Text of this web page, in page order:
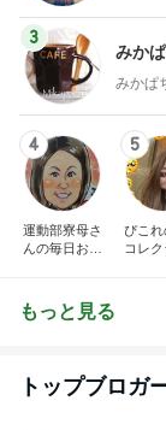
3
みか
みかぱ
4
運動部寮母さ
んの毎日お弁
5
ぴこれ
コレク
もっと見る
トップブロガ